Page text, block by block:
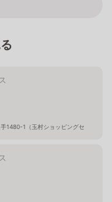
1480-1（玉村ショッピングセ